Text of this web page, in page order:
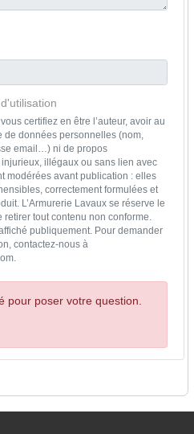
certifiez en être l’auteur, avoir au
de données personnelles (nom,
email…) ni de propos
illégaux ou sans lien avec
modérées avant publication : elles
correctement formulées et
L’Armurerie Lavaux se réserve le
tout contenu non conforme.
publiquement. Pour demander
contactez-nous à
pour poser votre question.